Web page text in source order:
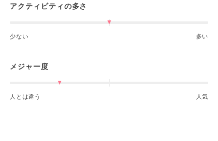
アクティビティの多さ
少ない 多い
メジャー度
人とは違う 人気